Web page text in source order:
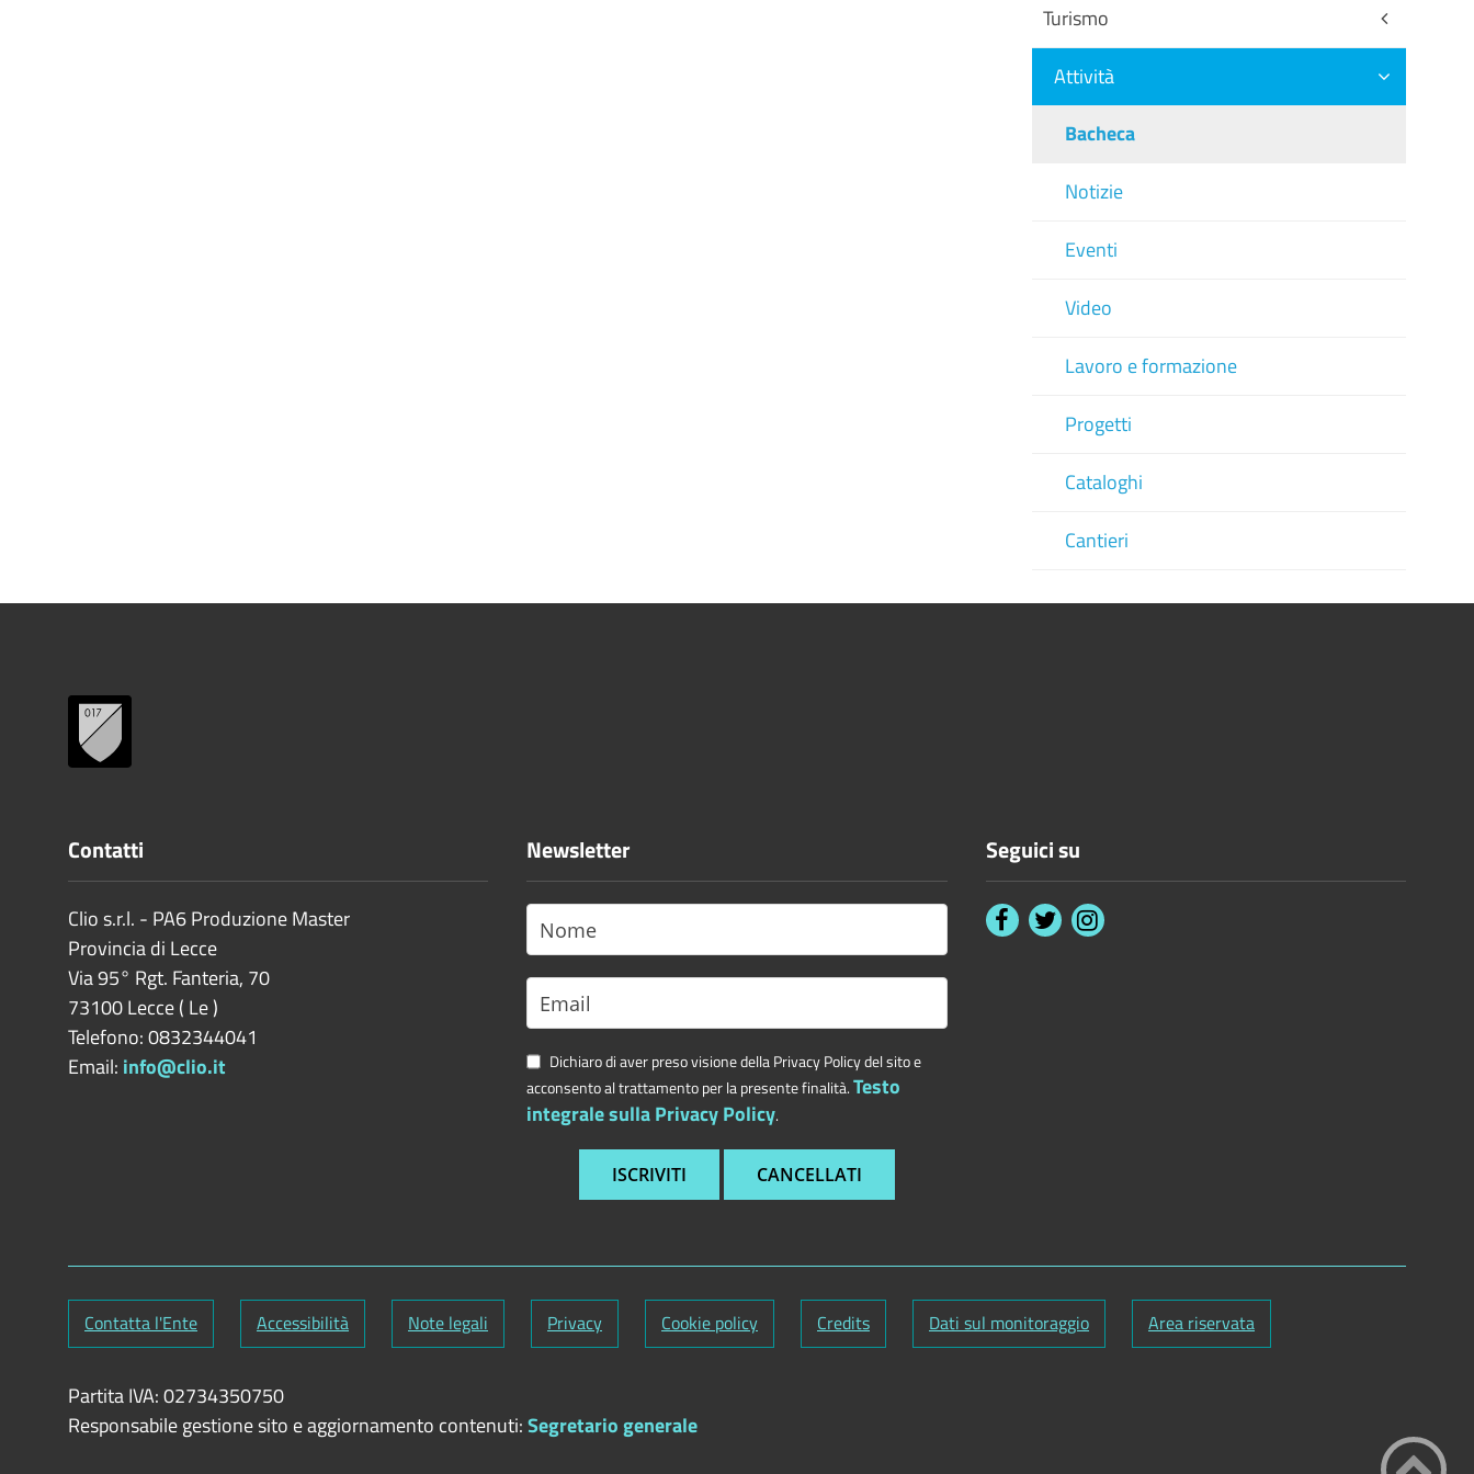
Turismo
Attività
Bacheca
Notizie
Eventi
Video
Lavoro e formazione
Progetti
Cataloghi
Cantieri
Contatti
Clio s.r.l. - PA6 Produzione Master
Provincia di Lecce
Via 95° Rgt. Fanteria, 70
73100Lecce( Le)
Telefono: 0832344041
Email: info@clio.it
Newsletter
Dichiaro di aver preso visione della Privacy Policy del sito e
acconsento al trattamento per la presente finalità.Testo
integrale sulla Privacy Policy.
Seguici su
Contatta l'Ente Accessibilità Note legali Privacy Cookie policy Credits Dati sul monitoraggio Area riservata
Partita IVA: 02734350750
Responsabile gestione sito e aggiornamento contenuti:Segretario generale